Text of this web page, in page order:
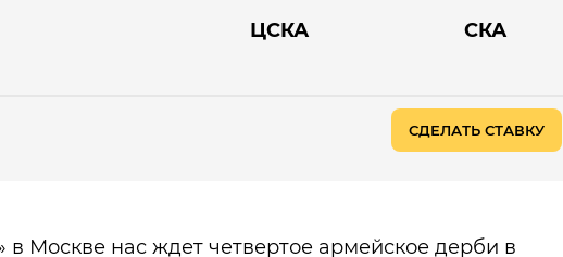
ЦСКА СКА
СДЕЛАТЬ СТАВКУ
Москве нас ждет четвертое армейское дерби в